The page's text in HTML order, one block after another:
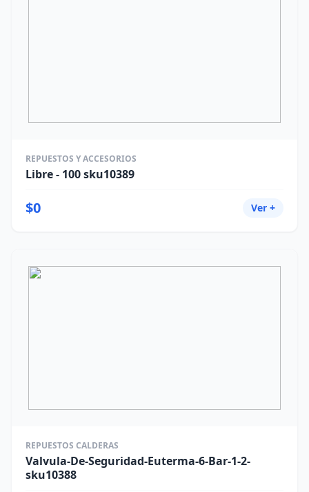
REPUESTOS Y ACCESORIOS
Libre - 100 sku10389
$0 Ver +
REPUESTOS CALDERAS
Valvula-De-Seguridad-Euterma-6-Bar-1-2-
sku10388